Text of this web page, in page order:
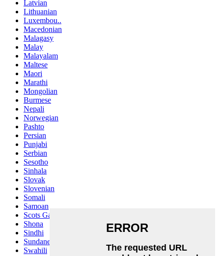
Latvian
Lithuanian
Luxembou..
Macedonian
Malagasy
Malay
Malayalam
Maltese
Maori
Marathi
Mongolian
Burmese
Nepali
Norwegian
Pashto
Persian
Punjabi
Serbian
Sesotho
Sinhala
Slovak
Slovenian
Somali
Samoan
Scots Gaelic
Shona
Sindhi
Sundanese
Swahili